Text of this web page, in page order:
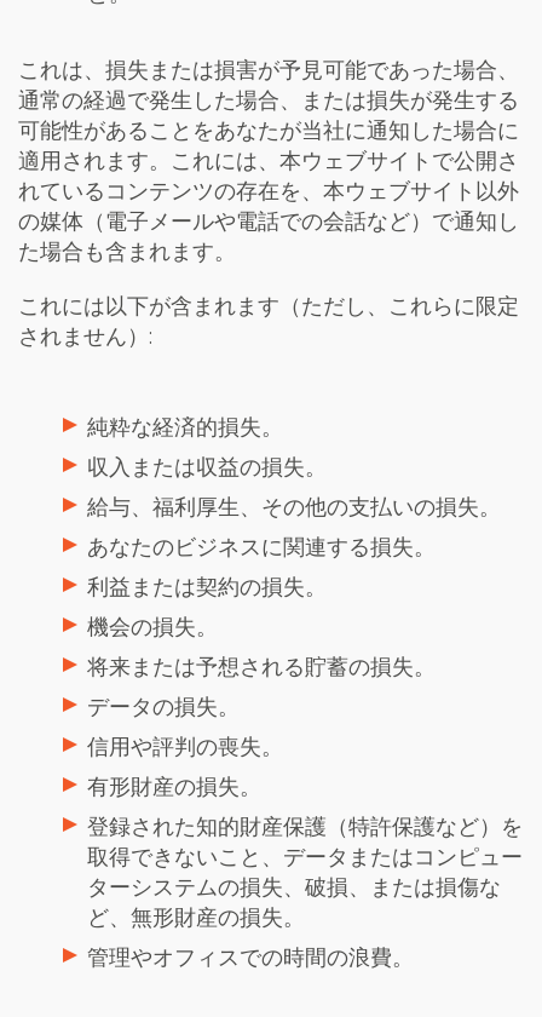
これは、損失または損害が予見可能であった場合、
通常の経過で発生した場合、または損失が発生する
可能性があることをあなたが当社に通知した場合に
適用されます。これには、本ウェブサイトで公開さ
れているコンテンツの存在を、本ウェブサイト以外
の媒体（電子メールや電話での会話など）で通知し
た場合も含まれます。
これには以下が含まれます（ただし、これらに限定
されません） :
純粋な経済的損失。
収入または収益の損失。
給与、福利厚生、その他の支払いの損失。
あなたのビジネスに関連する損失。
利益または契約の損失。
機会の損失。
将来または予想される貯蓄の損失。
データの損失。
信用や評判の喪失。
有形財産の損失。
登録された知的財産保護（特許保護など）を
取得できないこと、データまたはコンピュー
ターシステムの損失、破損、または損傷な
ど、無形財産の損失。
管理やオフィスでの時間の浪費。